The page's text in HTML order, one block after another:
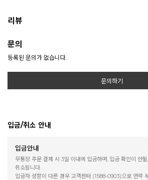
리뷰
문의
등록된 문의가 없습니다.
문의하기
입금/취소 안내
입금안내
무통장 주문 결제 시 3일 이내에 입금하며, 입금 확인이 안
취소됩니다.
입금자 성함이 다른 경우 고객센터 (1588-0903)으로 연락